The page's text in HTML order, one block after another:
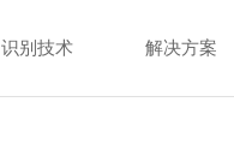
识别技术 解决方案